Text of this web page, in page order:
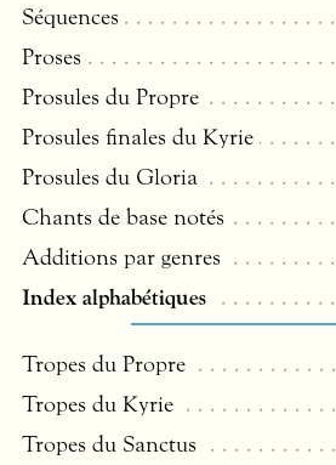
Séquences
Proses
Prosules du Propre
Prosules finales du Kyrie
Prosules du Gloria
Chants de base notés
Additions par genres
Index alphabétiques
Tropes du Propre
Tropes du Kyrie
Tropes du Sanctus